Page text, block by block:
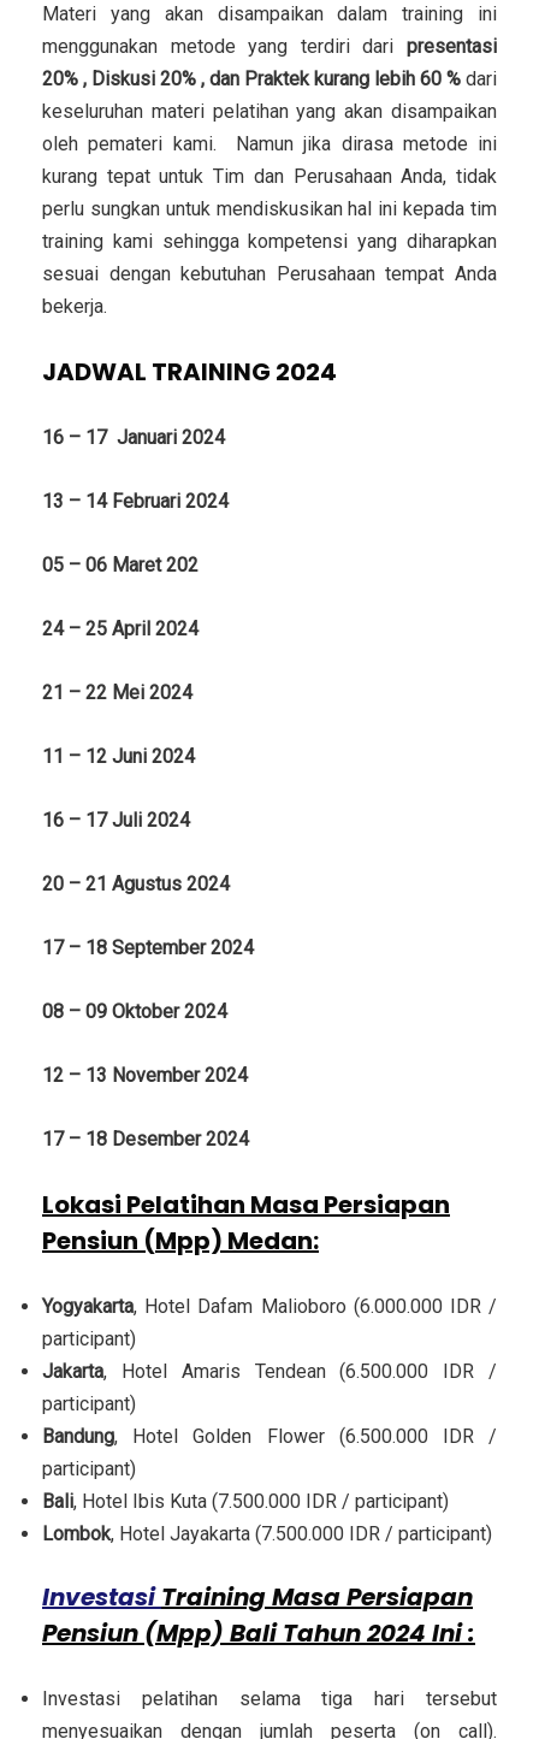
Materi yang akan disampaikan dalam training ini
menggunakan metode yang terdiri dari presentasi
20% , Diskusi 20% , dan Praktek kurang lebih 60 % dari
keseluruhan materi pelatihan yang akan disampaikan
oleh pemateri kami. Namun jika dirasa metode ini
kurang tepat untuk Tim dan Perusahaan Anda, tidak
perlu sungkan untuk mendiskusikan hal ini kepada tim
training kami sehingga kompetensi yang diharapkan
sesuai dengan kebutuhan Perusahaan tempat Anda
bekerja.
JADWAL TRAINING 2024
16 – 17 Januari 2024
13 – 14 Februari 2024
05 – 06 Maret 202
24 – 25 April 2024
21 – 22 Mei 2024
11 – 12 Juni 2024
16 – 17 Juli 2024
20 – 21 Agustus 2024
17 – 18 September 2024
08 – 09 Oktober 2024
12 – 13 November 2024
17 – 18 Desember 2024
Lokasi Pelatihan Masa Persiapan
Pensiun (Mpp) Medan:
Yogyakarta, Hotel Dafam Malioboro (6.000.000 IDR /
participant)
Jakarta, Hotel Amaris Tendean (6.500.000 IDR /
participant)
Bandung, Hotel Golden Flower (6.500.000 IDR /
participant)
Bali, Hotel Ibis Kuta (7.500.000 IDR / participant)
Lombok, Hotel Jayakarta (7.500.000 IDR / participant)
InvestasiTraining Masa Persiapan
Pensiun (Mpp) Bali Tahun 2024 Ini :
Investasi pelatihan selama tiga hari tersebut
menyesuaikan dengan jumlah peserta (on call).